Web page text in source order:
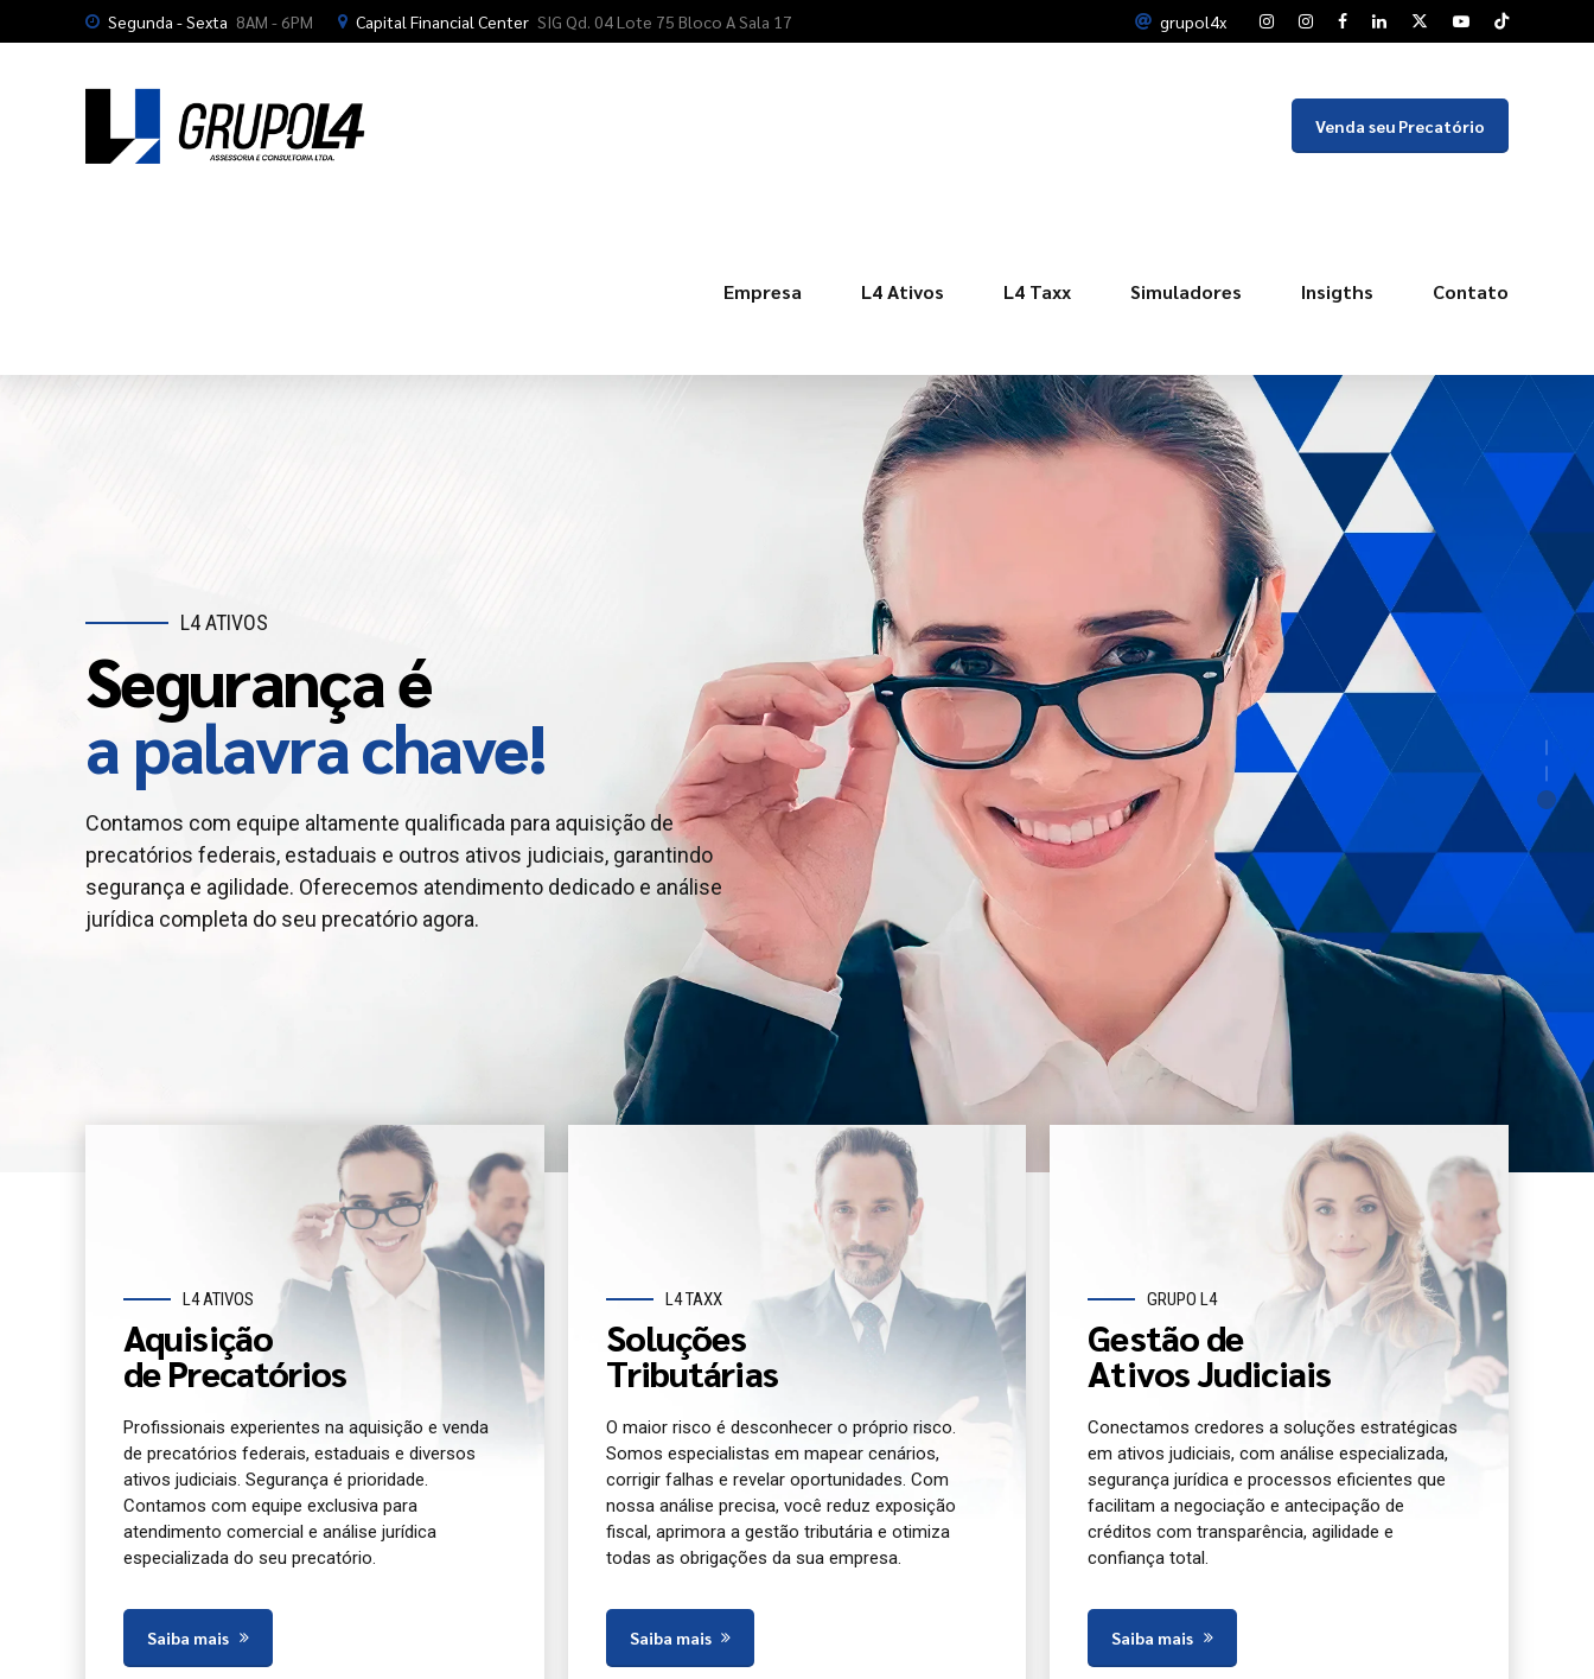
Segunda - Sexta 8AM - 6PM Capital Financial Center SIG Qd. 04 Lote 75 Bloco A Sala 17 grupol4x
Venda seu Precatório
Empresa L4 Ativos L4 Taxx Simuladores Insigths Contato
Antecipe seu
crédito judicial
Contamos com equipe altamente qualificada na negociação de
precatórios federais, estaduais e outros ativos judiciais, garantindo
segurança jurídica e agilidade. Oferecemos atendimento e análise
Procrastinar é
um erro crasso!
Planejamento tributário evita desperdícios e ajusta cobranças indevidas:
muitas empresas pagam tributos acima do exigido. Especialistas
asseguram conformidade e ganhos para seu negócio com eficiência
L4 ATIVOS
Segurança é
a palavra chave!
Contamos com equipe altamente qualificada para aquisição de
precatórios federais, estaduais e outros ativos judiciais, garantindo
segurança e agilidade. Oferecemos atendimento dedicado e análise
jurídica completa do seu precatório agora.
L4 ATIVOS
Aquisição
de Precatórios
Profissionais experientes na aquisição e venda
de precatórios federais, estaduais e diversos
ativos judiciais. Segurança é prioridade.
Contamos com equipe exclusiva para
atendimento comercial e análise jurídica
especializada do seu precatório.
Saiba mais
L4 TAXX
Soluções
Tributárias
O maior risco é desconhecer o próprio risco.
Somos especialistas em mapear cenários,
corrigir falhas e revelar oportunidades. Com
nossa análise precisa, você reduz exposição
fiscal, aprimora a gestão tributária e otimiza
todas as obrigações da sua empresa.
Saiba mais
GRUPO L4
Gestão de
Ativos Judiciais
Conectamos credores a soluções estratégicas
em ativos judiciais, com análise especializada,
segurança jurídica e processos eficientes que
facilitam a negociação e antecipação de
créditos com transparência, agilidade e
confiança total.
Saiba mais